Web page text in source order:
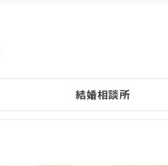
結婚相談所